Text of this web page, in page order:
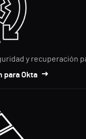
y recuperación
para Okta